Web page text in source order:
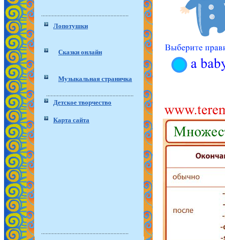
Лопотушки
Сказки онлайн
Музыкальная страничка
Детское творчество
Карта сайта